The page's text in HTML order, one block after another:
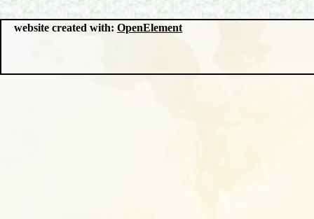
website created with: OpenElement